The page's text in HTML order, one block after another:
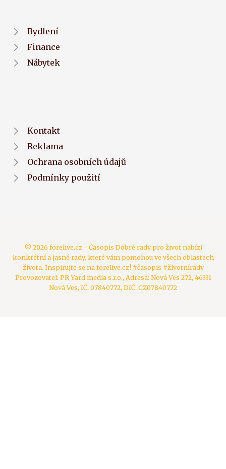
Bydlení
Finance
Nábytek
Kontakt
Reklama
Ochrana osobních údajů
Podmínky použití
© 2026 forelive.cz - Časopis Dobré rady pro život nabízí
konkrétní a jasné rady, které vám pomohou ve všech oblastech
života. Inspirujte se na forelive.cz! #časopis #životnírady
Provozovatel: PR Yard media s.r.o., Adresa: Nová Ves 272, 46331
Nová Ves, IČ: 07840772, DIČ: CZ07840772